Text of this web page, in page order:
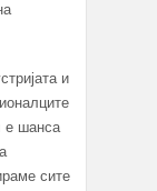
и
е шанса
сите